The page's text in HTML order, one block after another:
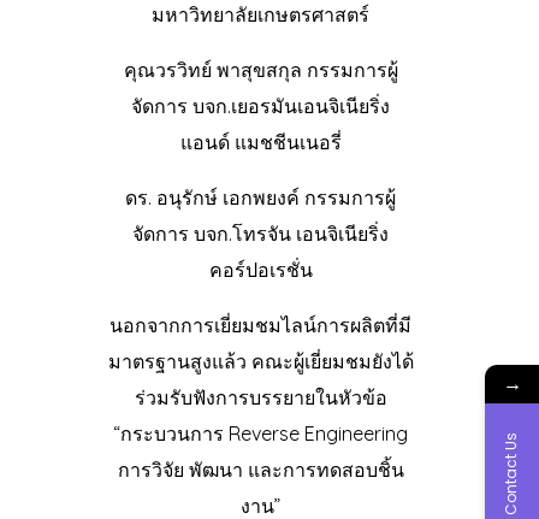
มหาวิทยาลัยเกษตรศาสตร์
คุณวรวิทย์ พาสุขสกุล กรรมการผู้
จัดการ บจก.เยอรมันเอนจิเนียริ่ง
แอนด์ แมชชีนเนอรี่
ดร. อนุรักษ์ เอกพยงค์ กรรมการผู้
จัดการ บจก.โทรจัน เอนจิเนียริ่ง
คอร์ปอเรชั่น
นอกจากการเยี่ยมชมไลน์การผลิตที่มี
มาตรฐานสูงแล้ว คณะผู้เยี่ยมชมยังได้
ร่วมรับฟังการบรรยายในหัวข้อ
“กระบวนการ Reverse Engineering
การวิจัย พัฒนา และการทดสอบชิ้น
งาน”
→
Contact Us